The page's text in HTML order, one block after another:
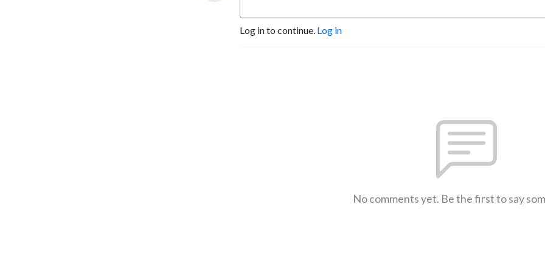
Log in to continue. Log in
No comments yet. Be the first to say